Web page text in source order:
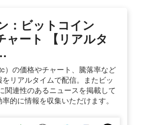
：ビットコイン
ャート 【リアルタ
）の価格やチャート、騰落率など
リアルタイムで配信。またビッ
関連性のあるニュースを掲載して
的に情報を収集いただけます。